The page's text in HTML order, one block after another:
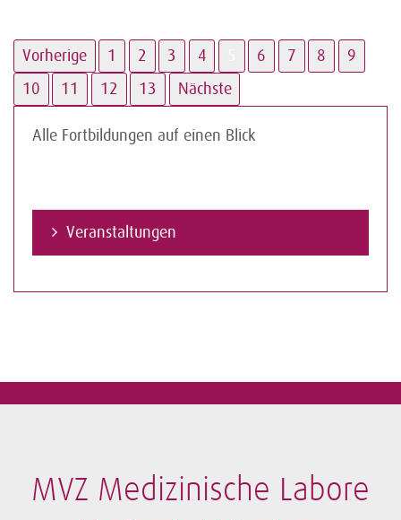
Vorherige 1 2 3 4 6 7 8
9
10
11 12 13 Nächste
Alle Fortbildungen auf einen Blick
Veranstaltungen
MVZ Medizinische Labore